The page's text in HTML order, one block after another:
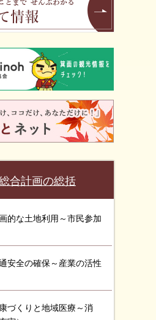
合計画の総括
的な土地利用～市民参加
安全の確保～産業の活性
づくりと地域医療～消